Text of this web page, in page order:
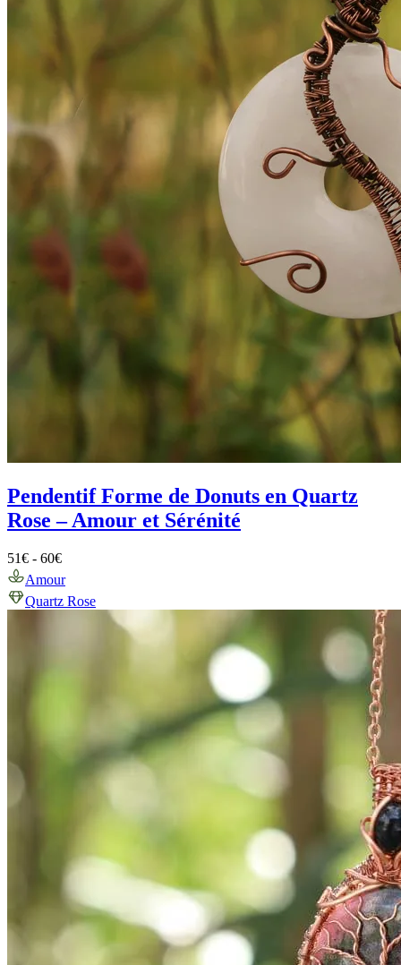
Pendentif Forme de Donuts en Quartz
Rose – Amour et Sérénité
51€ - 60€
Amour
Quartz Rose